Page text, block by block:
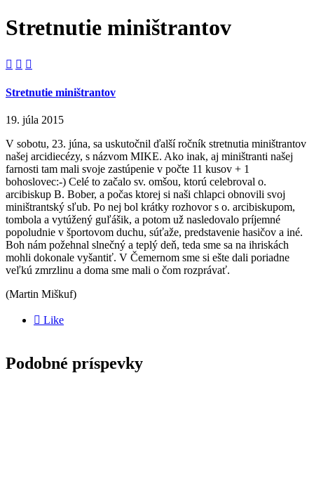
Stretnutie miništrantov
  
Stretnutie miništrantov
19. júla 2015
V sobotu, 23. júna, sa uskutočnil ďalší ročník stretnutia miništrantov
našej arcidiecézy, s názvom MIKE. Ako inak, aj miništranti našej
farnosti tam mali svoje zastúpenie v počte 11 kusov + 1
bohoslovec:-) Celé to začalo sv. omšou, ktorú celebroval o.
arcibiskup B. Bober, a počas ktorej si naši chlapci obnovili svoj
miništrantský sľub. Po nej bol krátky rozhovor s o. arcibiskupom,
tombola a vytúžený guľášik, a potom už nasledovalo príjemné
popoludnie v športovom duchu, súťaže, predstavenie hasičov a iné.
Boh nám požehnal slnečný a teplý deň, teda sme sa na ihriskách
mohli dokonale vyšantiť. V Čemernom sme si ešte dali poriadne
veľkú zmrzlinu a doma sme mali o čom rozprávať.
(Martin Miškuf)
 Like
Podobné príspevky